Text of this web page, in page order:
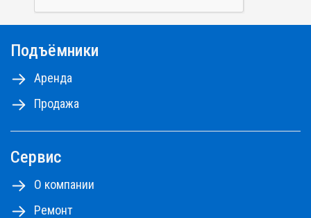
Подъёмники
Аренда
Продажа
Сервис
О компании
Ремонт